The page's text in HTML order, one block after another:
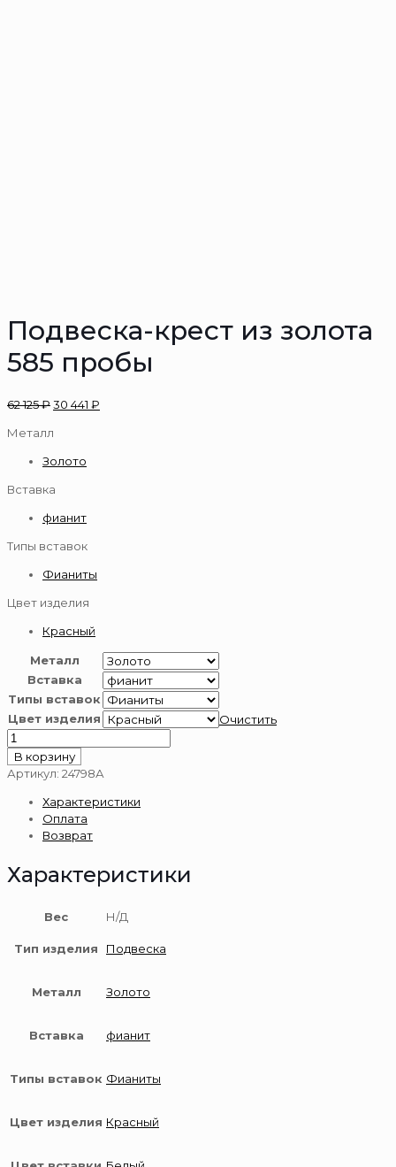
Подвеска-крест из золота
585 пробы
62 125₽30 441 ₽
Металл
Золото
Вставка
фианит
Типы вставок
Фианиты
Цвет изделия
Красный
Металл
Вставка
Типы вставок
Цвет изделия
Очистить
Количество
товара
Подвеска-
золота
В корзину
Артикул: 24798А
Характеристики
Оплата
Возврат
Характеристики
Вес Н/Д
Тип изделия Подвеска
Металл Золото
Вставка фианит
Типы вставок Фианиты
Цвет изделия Красный